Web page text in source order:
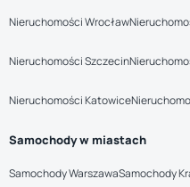
Nieruchomości Wrocław
Nieruchomości Szczecin
Nieruchomości Katowice
Samochody w miastach
Samochody WarszawaSamochody